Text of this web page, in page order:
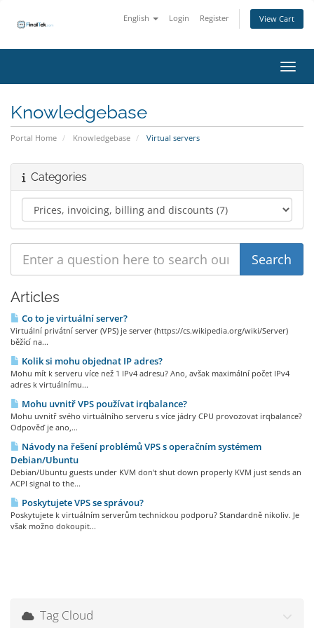
English Login Register View Cart
Knowledgebase
Portal Home Knowledgebase Virtual servers
Categories
Articles
Co to je virtuální server?
Virtuální privátní server (VPS) je server (https://cs.wikipedia.org/wiki/Server)
běžící na...
Kolik si mohu objednat IP adres?
Mohu mít k serveru více než 1 IPv4 adresu? Ano, avšak maximální počet IPv4
adres k virtuálnímu...
Mohu uvnitř VPS používat irqbalance?
Mohu uvnitř svého virtuálního serveru s více jádry CPU provozovat irqbalance?
Odpověď je ano,...
Návody na řešení problémů VPS s operačním systémem
Debian/Ubuntu
Debian/Ubuntu guests under KVM don't shut down properly KVM just sends an
ACPI signal to the...
Poskytujete VPS se správou?
Poskytujete k virtuálním serverům technickou podporu? Standardně nikoliv. Je
však možno dokoupit...
Tag Cloud